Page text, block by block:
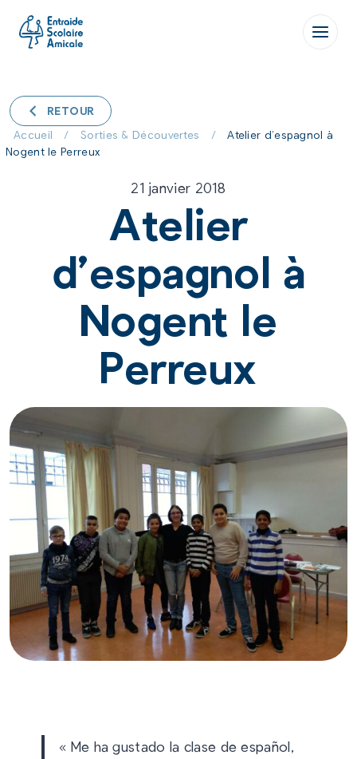
RETOUR
Accueil
/ Sorties & Découvertes /
Atelier d’espagnol à
Nogent le Perreux
21 janvier 2018
Atelier
d’espagnol à
Nogent le
Perreux
« Me ha gustado la clase de español,